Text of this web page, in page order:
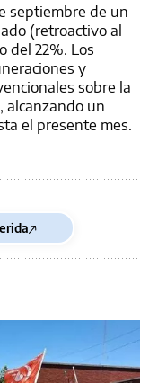
septiembre de un
(retroactivo al
del 22%. Los
y
sobre la
alcanzando un
el presente mes.